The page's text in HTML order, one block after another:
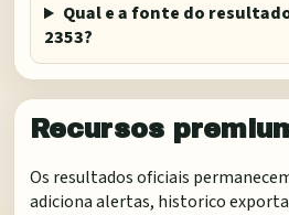
Qual e a fonte do
2353?
Recursos
Os resultados oficiais
adiciona alertas, historico